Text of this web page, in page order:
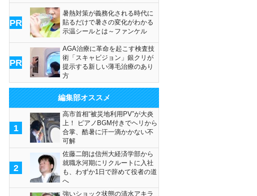
PR
暑熱対策が義務化される時代に
貼るだけで暑さの変化がわかる
示温シールとは～ファンケル
PR
AGA治療に革命を起こす検査技
術「スキャビジョン」銀クリが
提示する新しい薄毛治療のあり
方
編集部オススメ
1
高市首相“被災地利用PV”が大炎
上！ ピアノBGM付きでヘリから
合掌、酷暑に汗一滴かかない不
可解
2
佐藤二朗は信州大経済学部から
就職氷河期にリクルートに入社
も、わずか1日で辞めて役者の道
へ
強いショック状態の清水アキラ